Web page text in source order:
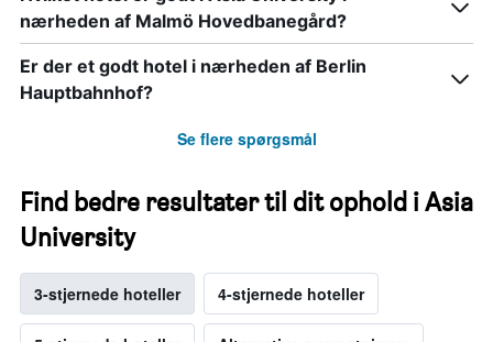
nærheden af Malmö Hovedbanegård?
Er der et godt hotel i nærheden af Berlin
Hauptbahnhof?
Se flere spørgsmål
Find bedre resultater til dit ophold i Asia
University
3-stjernede hoteller 4-stjernede hoteller